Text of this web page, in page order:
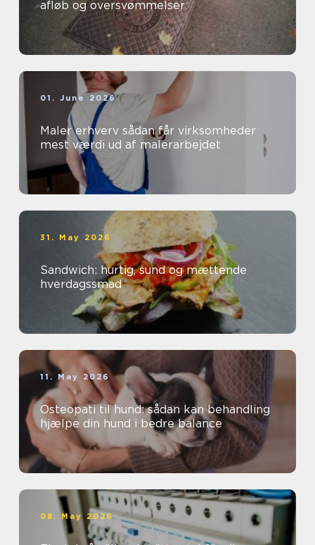
afløb og oversvømmelser
01. June 2026
Maler erhverv sådan får virksomheder
mest værdi ud af malerarbejdet
31. May 2026
Sandwich: hurtig, sund og mættende
hverdagssmad
11. May 2026
Osteopati til hund: sådan kan behandling
hjælpe din hund i bedre balance
08. May 2026